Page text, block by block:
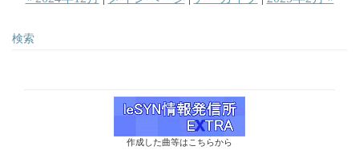
検索
作成した曲等はこちらから